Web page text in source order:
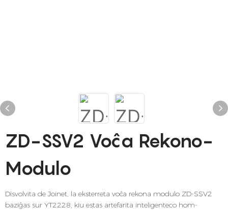
ZD-SSV2 Voĉa Rekono-
Modulo
Disvolvita de Joinet, la eksterreta voĉa rekona modulo ZD-SSV2
baziĝas sur YT2228, kiu estas artefarita inteligenteco hom-